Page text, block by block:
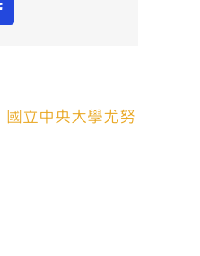
國立中央大學尤努